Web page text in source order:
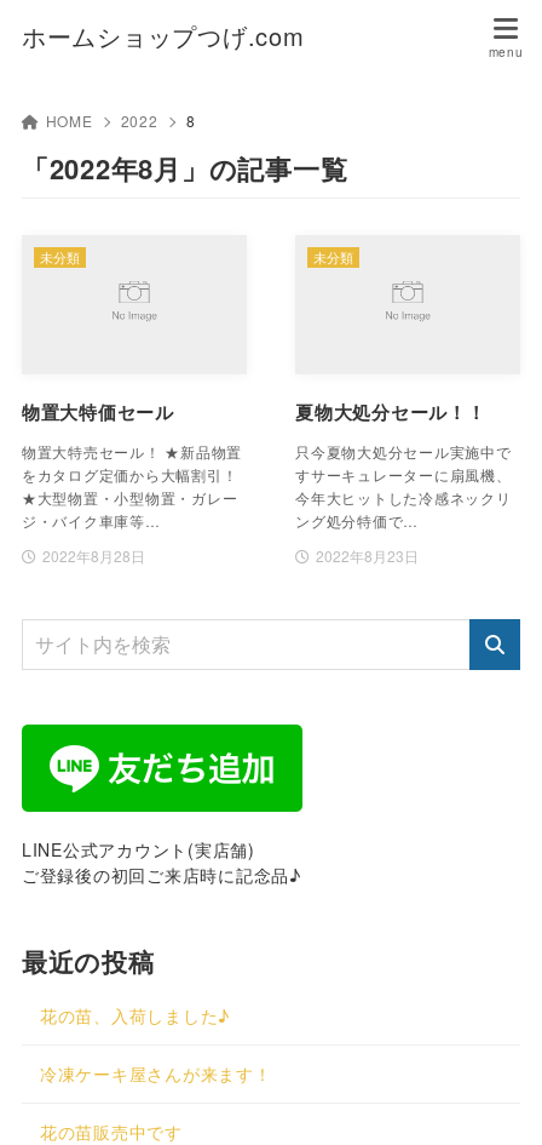
ホームショップつげ.com
HOME 2022 8
「2022年8月」の記事一覧
物置大特価セール
物置大特売セール！ ★新品物置
をカタログ定価から大幅割引！
★大型物置・小型物置・ガレー
ジ・バイク車庫等…
2022年8月28日
未分類
夏物大処分セール！！
只今夏物大処分セール実施中で
すサーキュレーターに扇風機、
今年大ヒットした冷感ネックリ
ング処分特価で…
2022年8月23日
未分類
LINE公式アカウント(実店舗)
ご登録後の初回ご来店時に記念品♪
最近の投稿
花の苗、入荷しました♪
冷凍ケーキ屋さんが来ます！
花の苗販売中です